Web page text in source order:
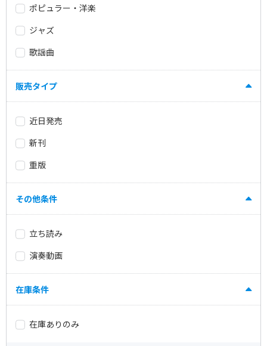
ポピュラー・洋楽
ジャズ
歌謡曲
販売タイプ
近日発売
新刊
重版
その他条件
立ち読み
演奏動画
在庫条件
在庫ありのみ